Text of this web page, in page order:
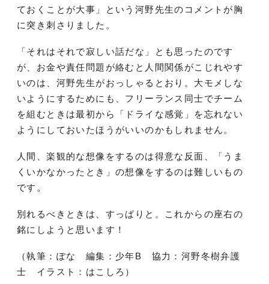
ておくことが大事」という河野先生のコメントが胸
に突き刺さりました。
「それはそれで寂しい話だな」とも思ったのです
が、お金や責任問題が絡むと人間関係がこじれやす
いのは、河野先生がおっしゃるとおり。大モメしな
いようにするためにも、フリーランス同士でチーム
を組むときは最初から「ドライな感覚」を忘れない
ようにしておいたほうがいいのかもしれません。
人間、楽観的な想像をするのは得意な反面、「うま
くいかなかったとき」の想像をするのは難しいもの
です。
別れるべきときは、すっぱりと。これからの座右の
銘にしようと思います！
（執筆：ぽな 編集：少年B 協力：河野冬樹弁護
士 イラスト：はこしろ）